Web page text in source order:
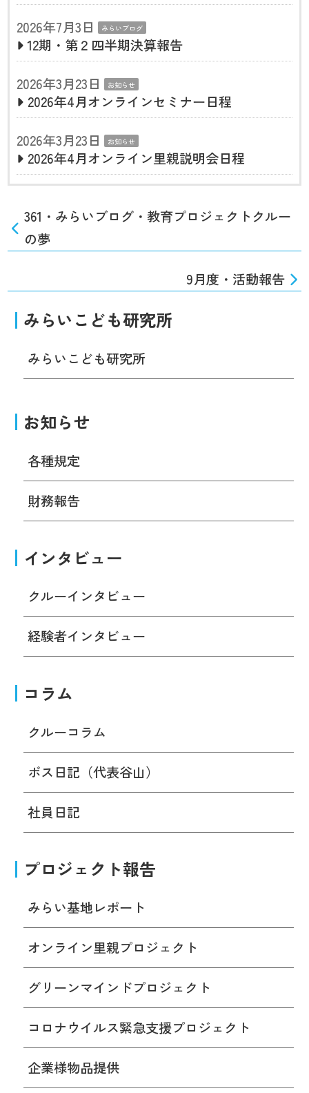
2026年7月3日
みらいブログ
12期・第２四半期決算報告
2026年3月23日
お知らせ
2026年4月オンラインセミナー日程
2026年3月23日
お知らせ
2026年4月オンライン里親説明会日程
361・みらいブログ・教育プロジェクトクルー
の夢
9月度・活動報告
みらいこども研究所
みらいこども研究所
お知らせ
各種規定
財務報告
インタビュー
クルーインタビュー
経験者インタビュー
コラム
クルーコラム
ボス日記（代表谷山）
社員日記
プロジェクト報告
みらい基地レポート
オンライン里親プロジェクト
グリーンマインドプロジェクト
コロナウイルス緊急支援プロジェクト
企業様物品提供